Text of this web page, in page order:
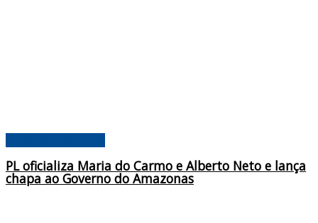
PL oficializa Maria do Carmo e Alberto Neto e lança
chapa ao Governo do Amazonas